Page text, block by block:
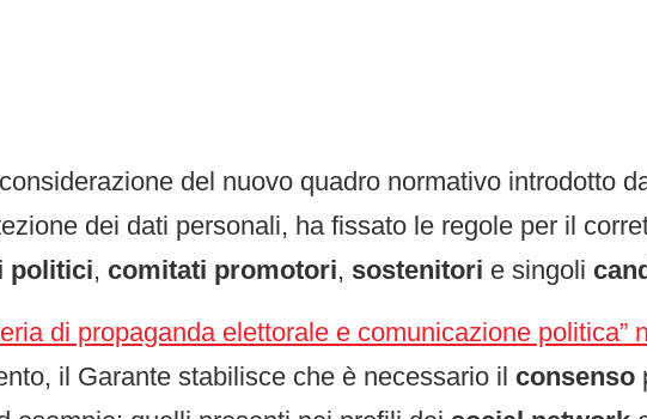
del nuovo quadro normativo introdotto
dei dati personali, ha fissato le regole per il
politici, comitati promotori, sostenitori e singoli
di propaganda elettorale e comunicazione politica”
il Garante stabilisce che è necessario il consenso